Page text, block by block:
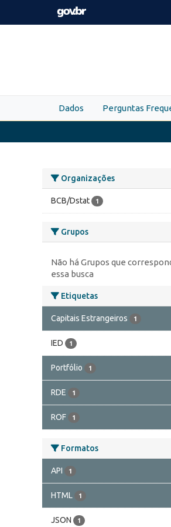
Skip to main content
Dados Perguntas
Organizações
BCB/Dstat 1
Grupos
Não há Grupos que
essa busca
Etiquetas
Capitais Estrangeiros 1
IED 1
Portfólio 1
RDE 1
ROF 1
Formatos
API 1
HTML 1
JSON 1